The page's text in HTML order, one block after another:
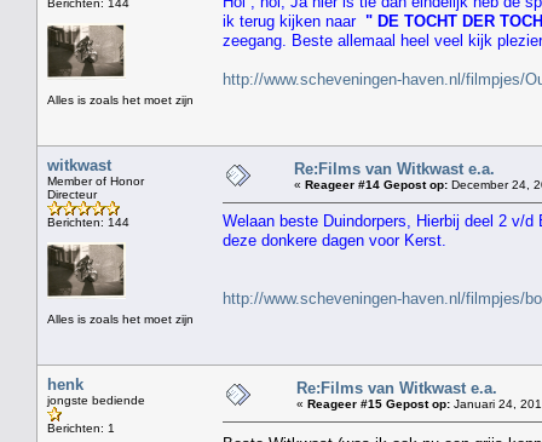
Berichten: 144
Alles is zoals het moet zijn
ik terug kijken naar " DE TOCHT DER
zeegang. Beste allemaal heel veel kijk
http://www.scheveningen-haven.nl/filmpjes/
witkwast
Member of Honor
Directeur
Berichten: 144
Alles is zoals het moet zijn
Re:Films van Witkwast e.a.
« Reageer #14 Gepost op: December 24,
Welaan beste Duindorpers, Hierbij deel 2 v/
deze donkere dagen voor Kerst.
http://www.scheveningen-haven.nl/filmpjes/
henk
jongste bediende
Berichten: 1
Re:Films van Witkwast e.a.
« Reageer #15 Gepost op: Januari 24,